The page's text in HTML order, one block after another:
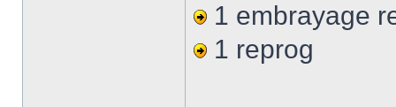
1 embrayage
1 reprog